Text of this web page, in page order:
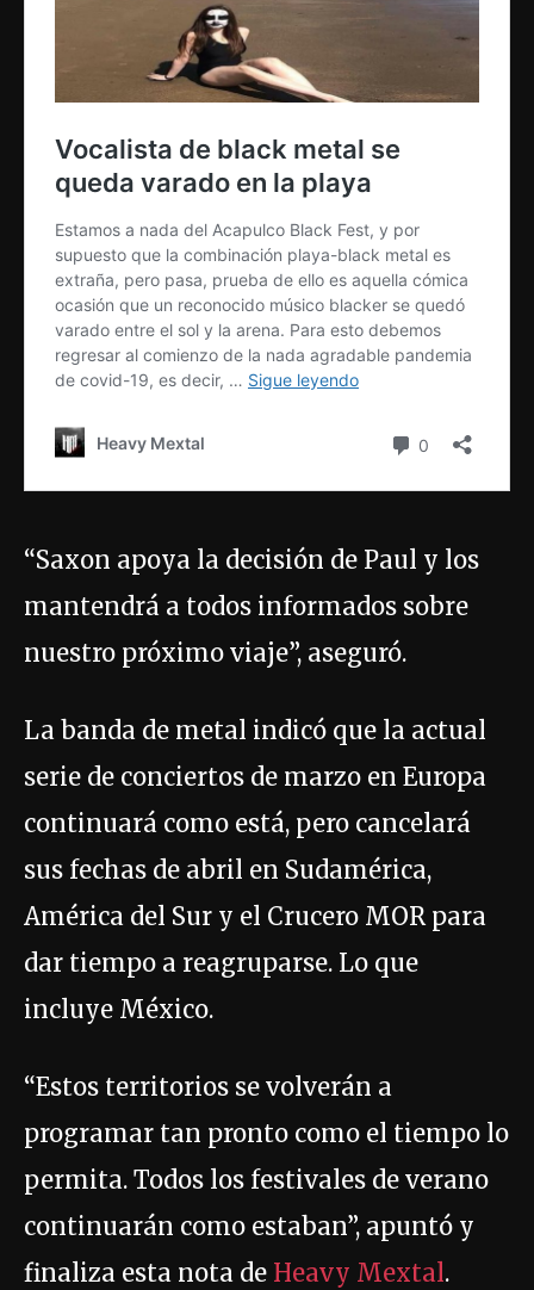
“Saxon apoya la decisión de Paul y los
mantendrá a todos informados sobre
nuestro próximo viaje”, aseguró.
La banda de metal indicó que la actual
serie de conciertos de marzo en Europa
continuará como está, pero cancelará
sus fechas de abril en Sudamérica,
América del Sur y el Crucero MOR para
dar tiempo a reagruparse. Lo que
incluye México.
“Estos territorios se volverán a
programar tan pronto como el tiempo lo
permita. Todos los festivales de verano
continuarán como estaban”, apuntó y
finaliza esta nota de Heavy Mextal.